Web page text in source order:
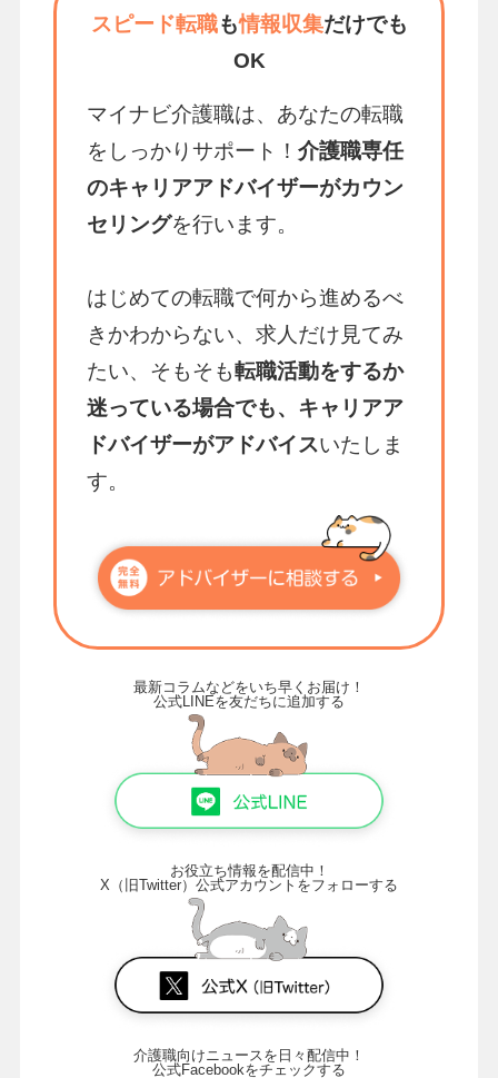
スピード転職も情報収集だけでも
OK
マイナビ介護職は、あなたの転職
をしっかりサポート！ 介護職専任
のキャリアアドバイザーがカウン
セリングを行います。
はじめての転職で何から進めるべ
きかわからない、求人だけ見てみ
たい、そもそも転職活動をするか
迷っている場合でも、キャリアア
ドバイザーがアドバイスいたしま
す。
最新コラムなどをいち早くお届け！
公式LINEを友だちに追加する
お役立ち情報を配信中！
X（旧Twitter）公式アカウントをフォローする
介護職向けニュースを日々配信中！
公式Facebookをチェックする